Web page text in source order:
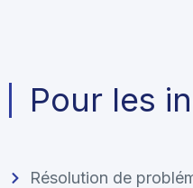
Pour les
Résolution de